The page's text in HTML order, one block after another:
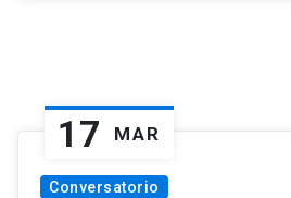
17 MAR
Conversatorio